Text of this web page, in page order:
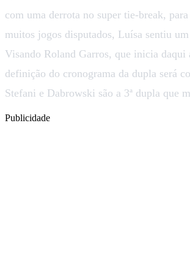
com uma derrota no super tie-break,
muitos jogos disputados, Luísa sentiu
Visando Roland Garros, que inicia
definição do cronograma da dupla será
Stefani e Dabrowski são a 3ª dupla que
Publicidade